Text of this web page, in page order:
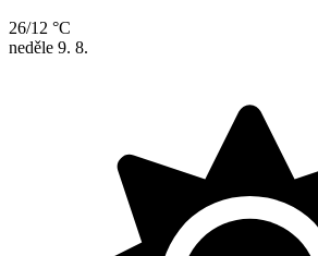
26/12 °C
neděle 9. 8.